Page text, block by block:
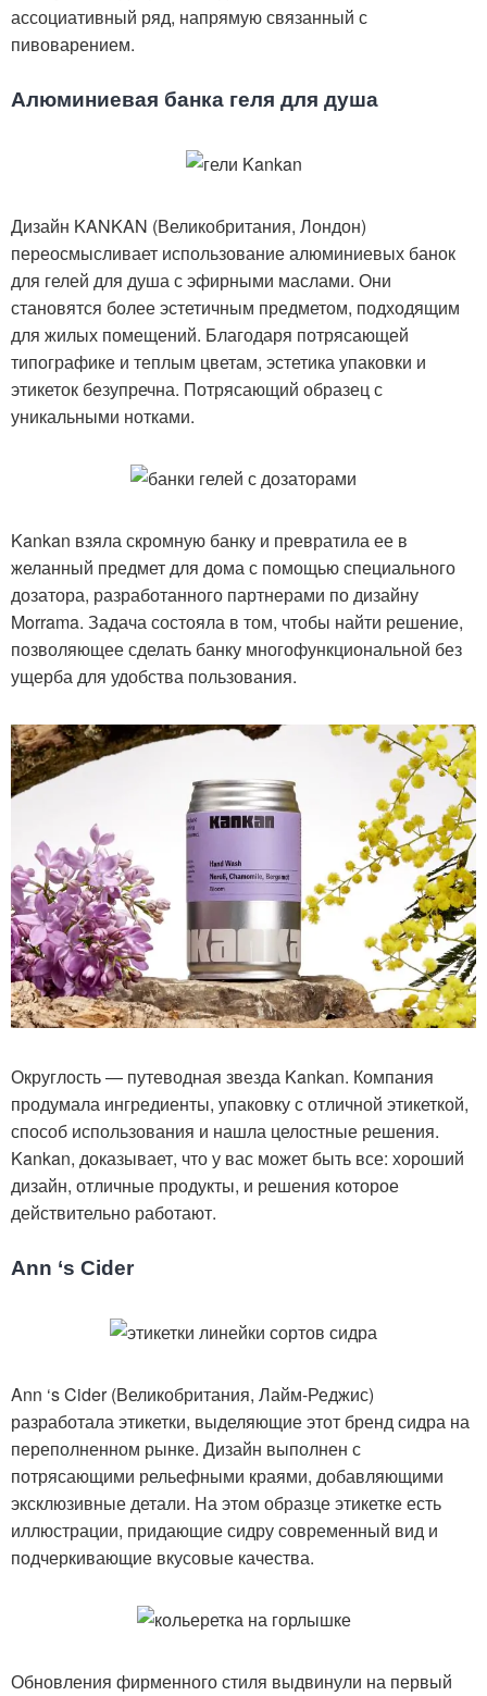
ассоциативный ряд, напрямую связанный с
пивоварением.
Алюминиевая банка геля для душа
Дизайн KANKAN (Великобритания, Лондон)
переосмысливает использование алюминиевых банок
для гелей для душа с эфирными маслами. Они
становятся более эстетичным предметом, подходящим
для жилых помещений. Благодаря потрясающей
типографике и теплым цветам, эстетика упаковки и
этикеток безупречна. Потрясающий образец с
уникальными нотками.
Kankan взяла скромную банку и превратила ее в
желанный предмет для дома с помощью специального
дозатора, разработанного партнерами по дизайну
Morrama. Задача состояла в том, чтобы найти решение,
позволяющее сделать банку многофункциональной без
ущерба для удобства пользования.
Округлость — путеводная звезда Kankan. Компания
продумала ингредиенты, упаковку с отличной этикеткой,
способ использования и нашла целостные решения.
Kankan, доказывает, что у вас может быть все: хороший
дизайн, отличные продукты, и решения которое
действительно работают.
Ann ‘s Cider
Ann ‘s Cider (Великобритания, Лайм-Реджис)
разработала этикетки, выделяющие этот бренд сидра на
переполненном рынке. Дизайн выполнен с
потрясающими рельефными краями, добавляющими
эксклюзивные детали. На этом образце этикетке есть
иллюстрации, придающие сидру современный вид и
подчеркивающие вкусовые качества.
Обновления фирменного стиля выдвинули на первый